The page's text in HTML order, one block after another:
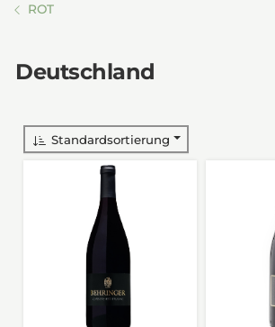
ROT
Deutschland
Standardsortierung